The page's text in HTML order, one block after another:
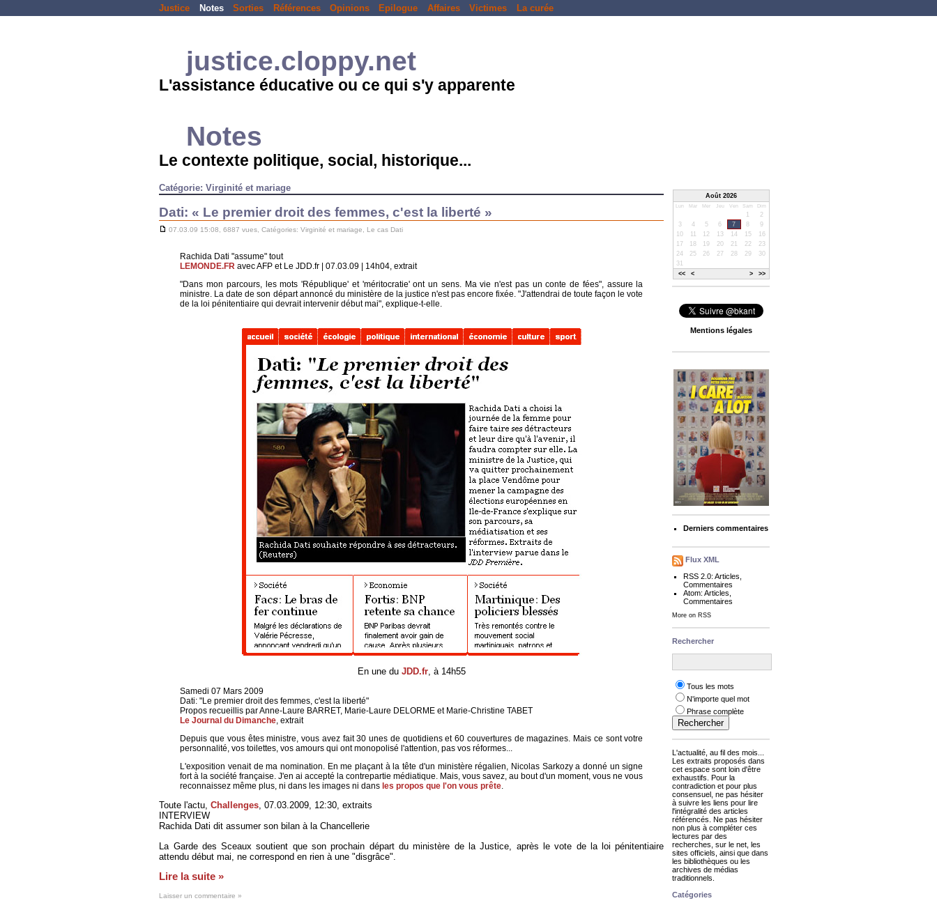
Justice Notes Sorties Références Opinions Epilogue Affaires Victimes La curée
justice.cloppy.net
L'assistance éducative ou ce qui s'y apparente
Notes
Le contexte politique, social, historique...
Catégorie: Virginité et mariage
Dati: « Le premier droit des femmes, c'est la liberté »
07.03.09 15:08, 6887 vues, Catégories:Virginité et mariage Le cas Dati
Rachida Dati "assume" tout
LEMONDE.FR avec AFP et Le JDD.fr | 07.03.09 | 14h04, extrait
"Dans mon parcours, les mots 'République' et 'méritocratie' ont un sens. Ma vie n'est pas un conte de fées", assure la
ministre. La date de son départ annoncé du ministère de la justice n'est pas encore fixée. "J'attendrai de toute façon le vote
de la loi pénitentiaire qui devrait intervenir début mai", explique-t-elle.
En une du JDD.fr, à 14h55
Samedi 07 Mars 2009
Dati: "Le premier droit des femmes, c'est la liberté"
Propos recueillis par Anne-Laure BARRET, Marie-Laure DELORME et Marie-Christine TABET
Le Journal du Dimanche , extrait
Depuis que vous êtes ministre, vous avez fait 30 unes de quotidiens et 60 couvertures de magazines. Mais ce sont votre
personnalité, vos toilettes, vos amours qui ont monopolisé l'attention, pas vos réformes...
L'exposition venait de ma nomination. En me plaçant à la tête d'un ministère régalien, Nicolas Sarkozy a donné un signe
fort à la société française. J'en ai accepté la contrepartie médiatique. Mais, vous savez, au bout d'un moment, vous ne vous
reconnaissez même plus, ni dans les images ni dans les propos que l'on vous prête.
Toute l'actu,Challenges, 07.03.2009, 12:30, extraits
INTERVIEW
Rachida Dati dit assumer son bilan à la Chancellerie
La Garde des Sceaux soutient que son prochain départ du ministère de la Justice, après le vote de la loi pénitentiaire
attendu début mai, ne correspond en rien à une "disgrâce".
Lire la suite »
Laisser un commentaire »
Août 2026
Lun Mar Mer Jeu Ven Sam Dim
<< < > >>
1
2
3
4 5 6 7 8
9
10
11 12 13 14 15
16
17
18 19 20 21 22
23
24
25 26 27 28 29
30
31
Mentions légales
Derniers commentaires
Flux XML
RSS 2.0:Articles,
Commentaires
Atom:Articles,
Commentaires
More on RSS
Rechercher
Tous les mots
N'importe quel mot
Phrase complète
L'actualité, au fil des mois...
Les extraits proposés dans
cet espace sont loin d'être
exhaustifs. Pour la
contradiction et pour plus
consensuel, ne pas hésiter
à suivre les liens pour lire
l'intégralité des articles
référencés. Ne pas hésiter
non plus à compléter ces
lectures par des
recherches, sur le net, les
sites officiels, ainsi que dans
les bibliothèques ou les
archives de médias
traditionnels.
Catégories